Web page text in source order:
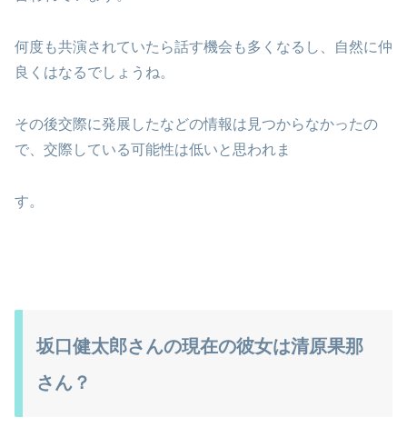
何度も共演されていたら話す機会も多くなるし、自然に仲
良くはなるでしょうね。
その後交際に発展したなどの情報は見つからなかったの
で、交際している可能性は低いと思われま
す。
坂口健太郎さんの現在の彼女は清原果那
さん？